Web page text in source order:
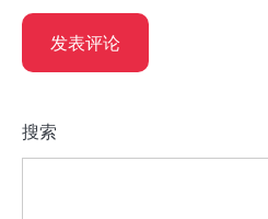
搜索